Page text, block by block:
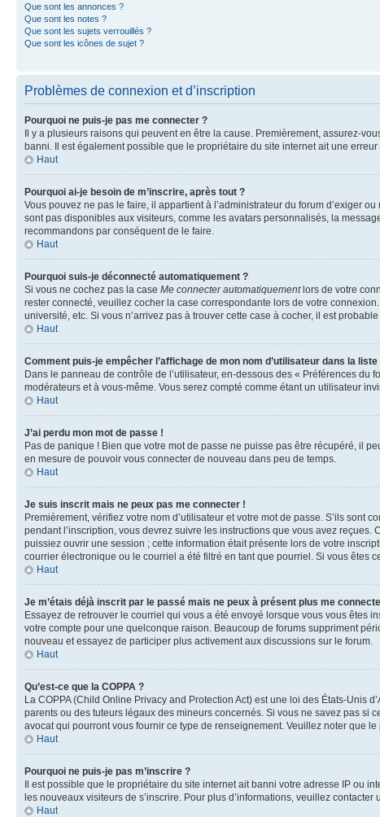
Que sont les annonces ?
Que sont les notes ?
Que sont les sujets verrouillés ?
Que sont les icônes de sujet ?
Problèmes de connexion et d’inscription
Pourquoi ne puis-je pas me connecter ?
Il y a plusieurs raisons qui peuvent en être la cause. Premièrement, assurez-
banni. Il est également possible que le propriétaire du site internet ait une
Haut
Pourquoi ai-je besoin de m’inscrire, après tout ?
Vous pouvez ne pas le faire, il appartient à l’administrateur du forum d’exiger
sont pas disponibles aux visiteurs, comme les avatars personnalisés, la
recommandons par conséquent de le faire.
Haut
Pourquoi suis-je déconnecté automatiquement ?
Si vous ne cochez pas la case Me connecter automatiquementlors de votre
rester connecté, veuillez cocher la case correspondante lors de votre
université, etc. Si vous n’arrivez pas à trouver cette case à cocher, il est
Haut
Comment puis-je empêcher l’affichage de mon nom d’utilisateur dans la
Dans le panneau de contrôle de l’utilisateur, en-dessous des « Préférences du
modérateurs et à vous-même. Vous serez compté comme étant un utilisateur
Haut
J’ai perdu mon mot de passe !
Pas de panique ! Bien que votre mot de passe ne puisse pas être récupéré, il
en mesure de pouvoir vous connecter de nouveau dans peu de temps.
Haut
Je suis inscrit mais ne peux pas me connecter !
Premièrement, vérifiez votre nom d’utilisateur et votre mot de passe. S’ils sont
pendant l’inscription, vous devrez suivre les instructions que vous avez
puissiez ouvrir une session ; cette information était présente lors de votre
courrier électronique ou le courriel a été filtré en tant que pourriel. Si vous êtes
Haut
Je m’étais déjà inscrit par le passé mais ne peux à présent plus me
Essayez de retrouver le courriel qui vous a été envoyé lorsque vous vous êtes
votre compte pour une quelconque raison. Beaucoup de forums suppriment
nouveau et essayez de participer plus activement aux discussions sur le forum.
Haut
Qu’est-ce que la COPPA ?
La COPPA (Child Online Privacy and Protection Act) est une loi des États-Unis
parents ou des tuteurs légaux des mineurs concernés. Si vous ne savez pas si
avocat qui pourront vous fournir ce type de renseignement. Veuillez noter que
Haut
Pourquoi ne puis-je pas m’inscrire ?
Il est possible que le propriétaire du site internet ait banni votre adresse IP ou
les nouveaux visiteurs de s’inscrire. Pour plus d’informations, veuillez contacter
Haut